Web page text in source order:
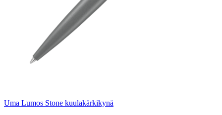
Uma Lumos Stone kuulakärkikynä